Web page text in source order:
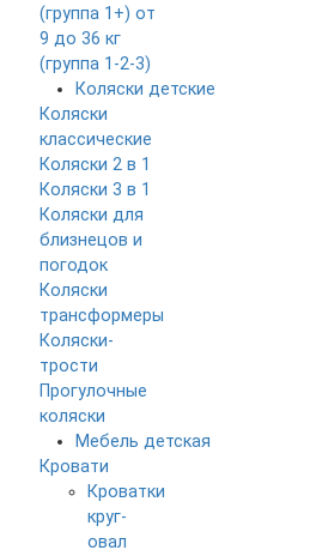
(группа 1+) от
9 до 36 кг
(группа 1-2-3)
Коляски детские
Коляски
классические
Коляски 2 в 1
Коляски 3 в 1
Коляски для
близнецов и
погодок
Коляски
трансформеры
Коляски-
трости
Прогулочные
коляски
Мебель детская
Кровати
Кроватки
круг-
овал